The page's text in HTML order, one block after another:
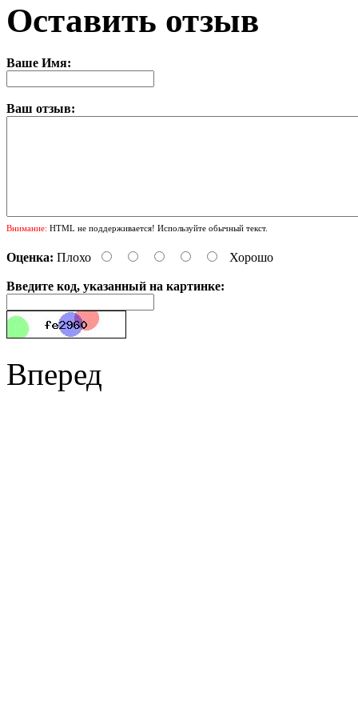
Оставить отзыв
Ваше Имя:
Ваш отзыв:
Внимание: HTML не поддерживается! Используйте обычный текст.
Оценка: Плохо Хорошо
Введите код, указанный на картинке:
Вперед